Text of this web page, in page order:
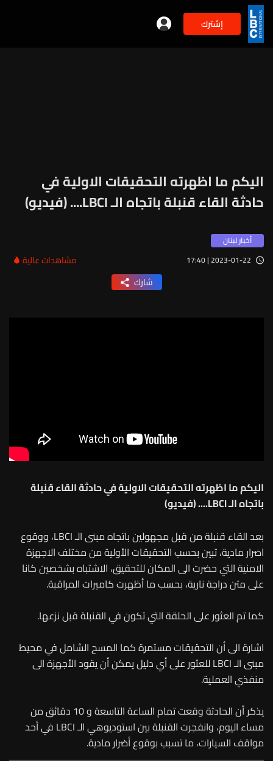
إشترك
اليكم ما اظهرته التحقيقات الاولية في
حادثة القاء قنبلة باتجاه الـ LBCI.... (فيديو)
أخبار لبنان
2023-01-22 | 17:40
مشاهدات عالية
شارك
اليكم ما اظهرته التحقيقات الاولية في حادثة القاء قنبلة
باتجاه الـ LBCI.... (فيديو)
بعد القاء قنبلة من قبل مجهولين باتجاه مبنى الـ LBCI، ووقوع
اضرار مادية، تبين بحسب التحقيقات الأولية من مختلف الاجهزة
الامنية التي حضرت الى المكان للتحقيق، الاشتباه بشخصين كانا
على متن دراجة نارية، بحسب ما أظهرت كاميرات المراقبة.
كما تم العثور على الحلقة التي تكون في القنبلة قبل نزعها.
اشارة الى أن التحقيقات مستمرة كما المسح الشامل في محيط
مبنى الـ LBCI للعثور على أي دليل يمكن أن يقود الأجهزة الى
منفذي العملية.
يذكر أن الحادثة وقعت تمام الساعة التاسعة و 10 دقائق من
مساء اليوم، وانفجرت القنبلة بين استوديوهي الـ LBCI في أحد
مواقف السيارات، ما تسبب بوقوع أضرار مادية.